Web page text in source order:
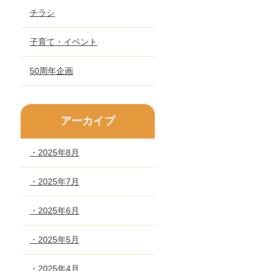
チラシ
子育て・イベント
50周年企画
アーカイブ
・2025年8月
・2025年7月
・2025年6月
・2025年5月
・2025年4月